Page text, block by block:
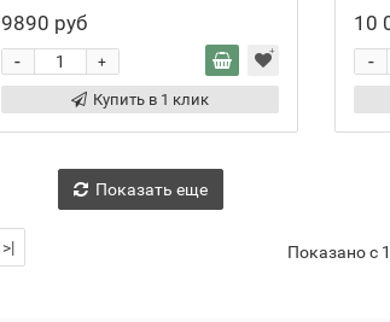
9890 руб
+
-
Купить в 1 клик
10
-
Показать еще
>| Показано с